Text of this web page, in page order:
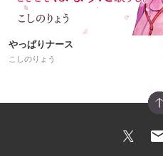
やっぱりナース
こしのりょう